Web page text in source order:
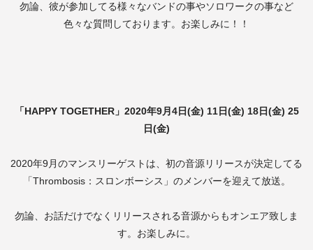
勿論、彼が参加してる様々なバンドの事やソロワークの事など
色々な質問しております。お楽しみに！！
「HAPPY TOGETHER」2020年9月4日(金) 11日(金) 18日(金) 25
日(金)
2020年9月のマンスリーゲストは、初の音源リリースが決定してる
「Thrombosis：スロンボーシス」のメンバーを迎えて放送。
勿論、お話だけでなくリリースされる音源からもオンエア致しま
す。お楽しみに。